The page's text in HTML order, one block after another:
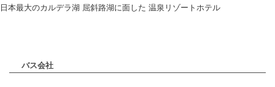
日本最大のカルデラ湖 屈斜路湖に面した 温泉リゾートホテル
バス会社